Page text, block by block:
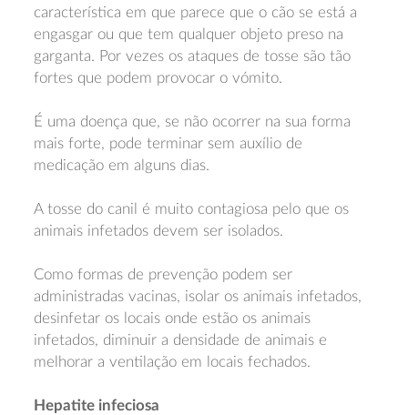
característica em que parece que o cão se está a
engasgar ou que tem qualquer objeto preso na
garganta. Por vezes os ataques de tosse são tão
fortes que podem provocar o vómito.
É uma doença que, se não ocorrer na sua forma
mais forte, pode terminar sem auxílio de
medicação em alguns dias.
A tosse do canil é muito contagiosa pelo que os
animais infetados devem ser isolados.
Como formas de prevenção podem ser
administradas vacinas, isolar os animais infetados,
desinfetar os locais onde estão os animais
infetados, diminuir a densidade de animais e
melhorar a ventilação em locais fechados.
Hepatite infeciosa